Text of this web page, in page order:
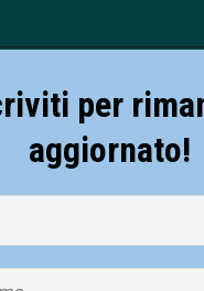
per
aggiornato!